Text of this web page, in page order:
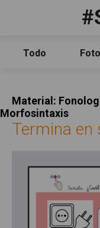
Todo
Material:
Morfosintaxis
Termina en
Qué es
Guía de uso
Contacto
Créditos